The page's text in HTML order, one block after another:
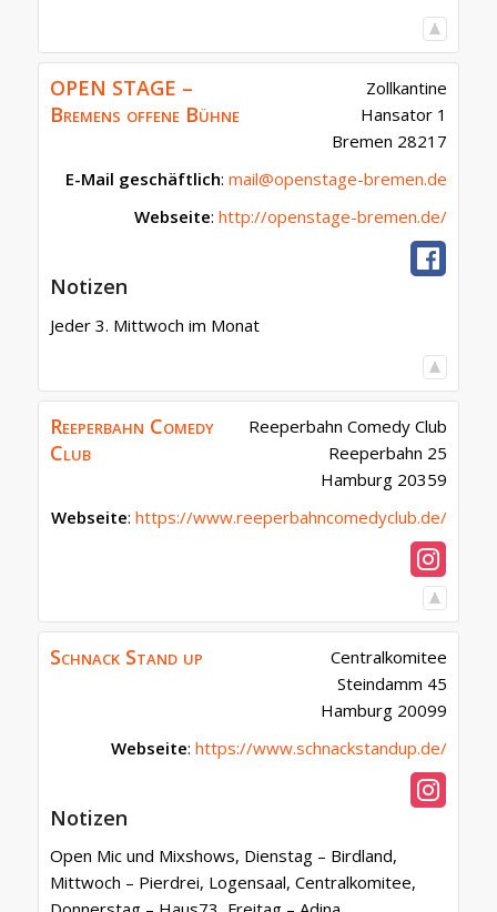
OPEN STAGE –
Bremens offene Bühne
Zollkantine
Hansator 1
Bremen 28217
E-Mail geschäftlich: mail@openstage-bremen.de
Webseite: http://openstage-bremen.de/
Notizen
Jeder 3. Mittwoch im Monat
Reeperbahn Comedy
Club
Reeperbahn Comedy Club
Reeperbahn 25
Hamburg 20359
Webseite: https://www.reeperbahncomedyclub.de/
Schnack Stand up
Centralkomitee
Steindamm 45
Hamburg 20099
Webseite: https://www.schnackstandup.de/
Notizen
Open Mic und Mixshows, Dienstag – Birdland,
Mittwoch – Pierdrei, Logensaal, Centralkomitee,